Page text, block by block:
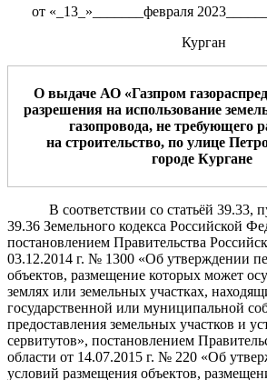
от «_13_»_______февраля
Курган
О выдаче АО «Газпром
разрешения на использование
газопровода, не требующего
на строительство, по улице
городе Кургане
В соответствии со статьёй 39.33,
39.36 Земельного кодекса Российской
постановлением Правительства
03.12.2014 г. № 1300 «Об утверждении
объектов, размещение которых может
землях или земельных участках,
государственной или муниципальной
предоставления земельных участков и
сервитутов», постановлением
области от 14.07.2015 г. № 220 «Об
условий размещения объектов,